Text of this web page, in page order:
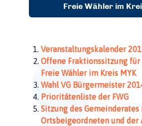
Freie Wähler im
Veranstaltungskalender
Offene Fraktionssitzung
Freie Wähler im Kreis MYK
Wahl VG Bürgermeister
Prioritätenliste der FWG
Sitzung des
Ortsbeigeordneten und der